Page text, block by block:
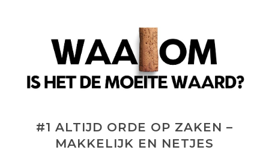
#1 ALTIJD ORDE OP ZAKEN –
MAKKELIJK EN NETJES